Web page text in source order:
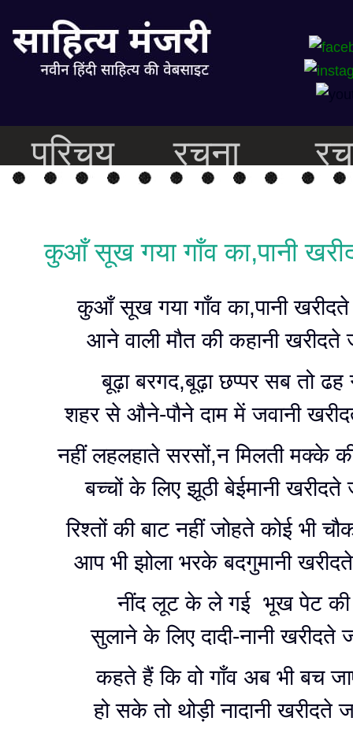
परिचय रचना
कुआँ सूख गया गाँव का,पानी
कुआँ सूख गया गाँव का,पानी खरीदते
आने वाली मौत की कहानी खरीदते
बूढ़ा बरगद,बूढ़ा छप्पर सब तो ढह
शहर से औने-पौने दाम में जवानी
नहीं लहलहाते सरसों,न मिलती मक्के की
बच्चों के लिए झूठी बेईमानी खरीदते
रिश्तों की बाट नहीं जोहते कोई भी
आप भी झोला भरके बदगुमानी
नींद लूट के ले गई भूख पेट
सुलाने के लिए दादी-नानी खरीदते
कहते हैं कि वो गाँव अब भी बच
हो सके तो थोड़ी नादानी खरीदते